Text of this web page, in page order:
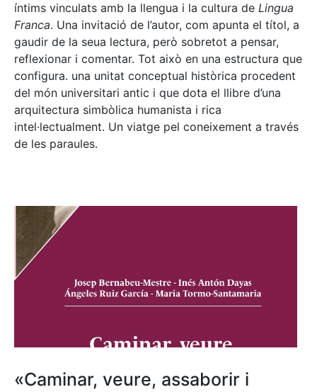
íntims vinculats amb la llengua i la cultura de Lingua
Franca. Una invitació de l’autor, com apunta el títol, a
gaudir de la seua lectura, però sobretot a pensar,
reflexionar i comentar. Tot això en una estructura que
configura. una unitat conceptual històrica procedent
del món universitari antic i que dota el llibre d’una
arquitectura simbòlica humanista i rica
intel·lectualment. Un viatge pel coneixement a través
de les paraules.
«Caminar, veure, assaborir i